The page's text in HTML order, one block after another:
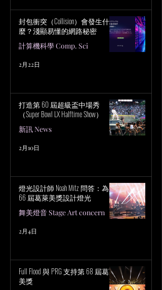
封包衝突（Collision）會發生什
麼？淺顯易懂的網路秘密
計算機科學 Comp. Sci
2月22日
打造第 60 屆超級盃中場秀
（Super Bowl LX Halftime Show）
新訊 News
2月10日
燈光設計師 Noah Mitz 問答：為第
66 屆葛萊美獎設計燈光
舞美燈音 Stage Art concern
2月4日
Full Flood 與 PRG 支持第 68 屆葛萊
美獎